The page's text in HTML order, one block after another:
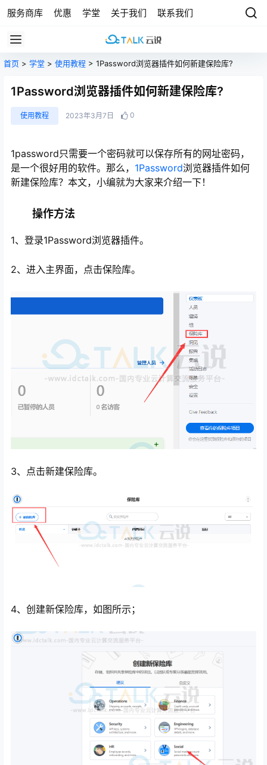
服务商库 优惠 学堂 关于我们 联系我们
首页 > 学堂 > 使用教程 > 1Password浏览器插件如何新建保险库?
1Password浏览器插件如何新建保险库?
使用教程 2023年3月7日 0
1password只需要一个密码就可以保存所有的网址密码，
是一个很好用的软件。那么， 1Password浏览器插件如何
新建保险库？本文，小编就为大家来介绍一下！
操作方法
1、登录1Password浏览器插件。
2、进入主界面，点击保险库。
3、点击新建保险库。
4、创建新保险库，如图所示；